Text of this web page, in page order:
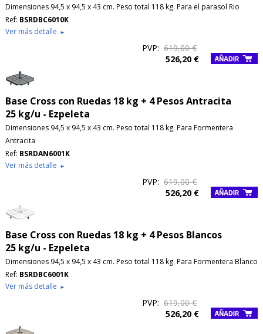
Dimensiones 94,5 x 94,5 x 43 cm. Peso total 118 kg. Para el parasol Rio
Ref: BSRDBC6010K
Ver más detalle ►
PVP: 619,00 €
526,20 €
Base Cross con Ruedas 18 kg + 4 Pesos Antracita
25 kg/u - Ezpeleta
Dimensiones 94,5 x 94,5 x 43 cm. Peso total 118 kg. Para Formentera
Antracita
Ref: BSRDAN6001K
Ver más detalle ►
PVP: 619,00 €
526,20 €
Base Cross con Ruedas 18 kg + 4 Pesos Blancos
25 kg/u - Ezpeleta
Dimensiones 94,5 x 94,5 x 43 cm. Peso total 118 kg. Para Formentera Blanco
Ref: BSRDBC6001K
Ver más detalle ►
PVP: 619,00 €
526,20 €